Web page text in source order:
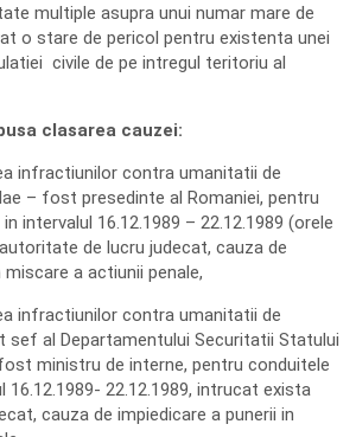
multiple asupra unui numar mare de
o stare de pericol pentru existenta unei
civile de pe intregul teritoriu al
clasarea cauzei:
infractiunilor contra umanitatii de
– fost presedinte al Romaniei, pentru
intervalul 16.12.1989 – 22.12.1989 (orele
de lucru judecat, cauza de
a actiunii penale,
infractiunilor contra umanitatii de
sef al Departamentului Securitatii Statului
ministru de interne, pentru conduitele
22.12.1989, intrucat exista
cauza de impiedicare a punerii in